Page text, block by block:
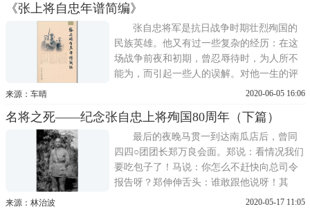
他是抗日战争中牺牲的国民党最高将领。本
文还原的，便是张自忠生命中最后的日子。
传奇一生戛然而
《张上将自忠年谱简编》
张自忠将军是抗日战争时期壮烈殉国的
民族英雄。他又有过一些复杂的经历：在这
场战争前夜和初期，曾忍辱待时，为人所不
能为，而引起一些人的误解。对他一生的评
价，最中肯最恰当的是周恩来同志在他殉国
指出：张上将是一方面的统帅，他的殉国，
影响之大，决非他人可比。张上将之殉国，
不仅是为抗战树立了楷模，同
来源：车晴 2020-06-05 16:06
名将之死——纪念张自忠上将殉国80周年（下篇）
最后的夜晚马贯一到达南瓜店后，曾同
四四○团团长郑万良会面。郑说：看情况我们
要吃包子了！马说：你怎么不赶快向总司令
报告呀？郑伸伸舌头：谁敢跟他说呀！其
实，张自忠对此已有判断，只是未动声色而
来源：林治波 2020-05-17 11:05